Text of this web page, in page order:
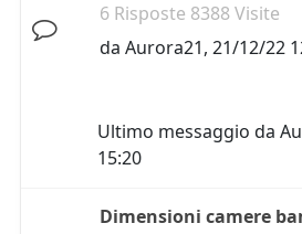
6 Risposte 8388 Visite
da Aurora21, 21/12/22
Ultimo messaggio da
15:20
Dimensioni camere